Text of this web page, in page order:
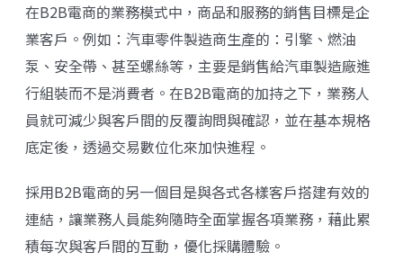
在B2B電商的業務模式中，商品和服務的銷售目標是企
業客戶。例如：汽車零件製造商生產的：引擎、燃油
泵、安全帶、甚至螺絲等，主要是銷售給汽車製造廠進
行組裝而不是消費者。在B2B電商的加持之下，業務人
員就可減少與客戶間的反覆詢問與確認，並在基本規格
底定後，透過交易數位化來加快進程。
採用B2B電商的另一個目是與各式各樣客戶搭建有效的
連結，讓業務人員能夠隨時全面掌握各項業務，藉此累
積每次與客戶間的互動，優化採購體驗。